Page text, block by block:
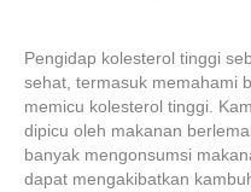
Pengidap kolesterol tinggi
sehat, termasuk memahami
memicu kolesterol tinggi.
dipicu oleh makanan
banyak mengonsumsi
dapat mengakibatkan